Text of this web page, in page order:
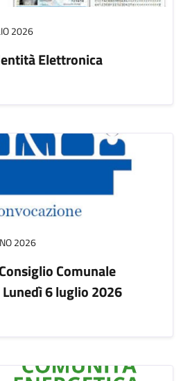
2026
Elettronica
2026
Comunale
6 luglio 2026